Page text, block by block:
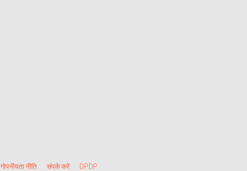
गोपनीयता नीति संपर्क करें DPDP